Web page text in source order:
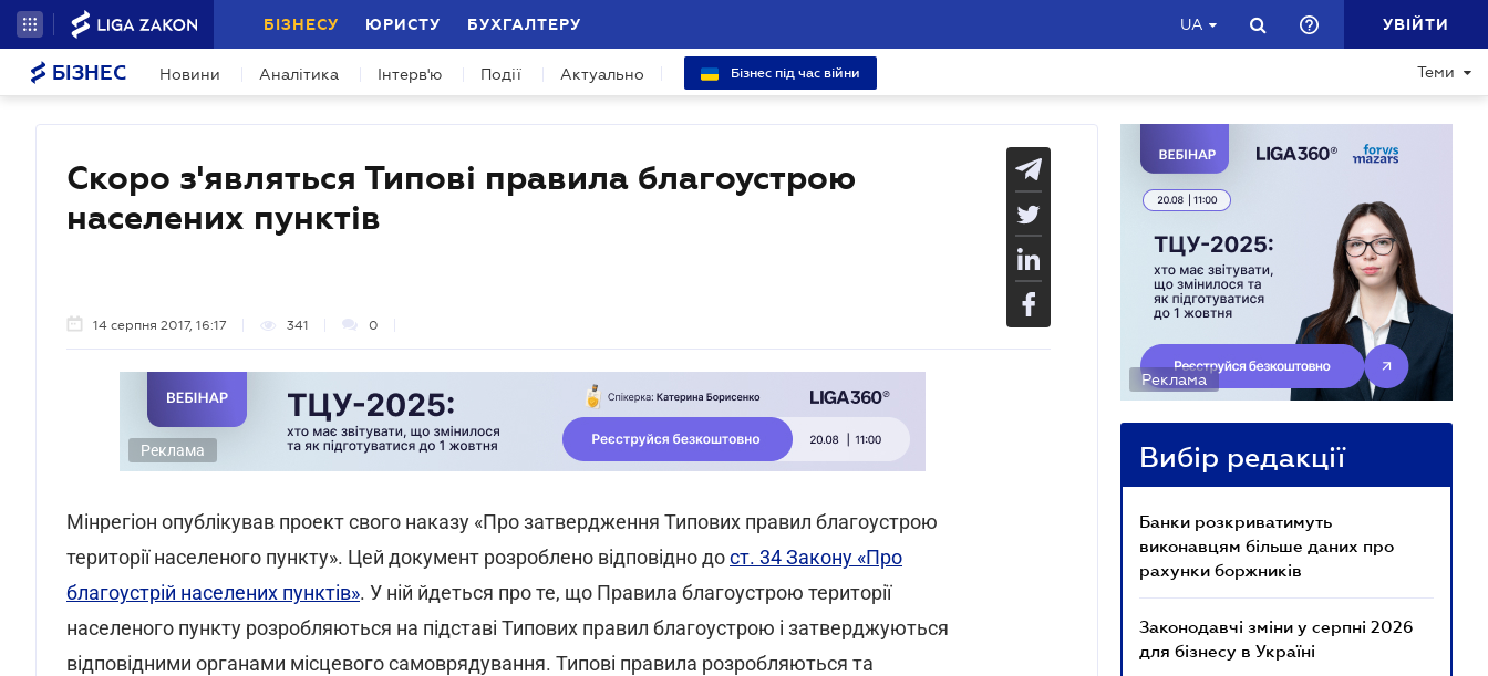
БІЗНЕСУ ЮРИСТУ БУХГАЛТЕРУ UA УВІЙТИ
БІЗНЕС Новини Аналітика Інтерв'ю Події Актуально Бізнес під час війни Теми
Скоро з'являться Типові правила благоустрою
населених пунктів
14 серпня 2017, 16:17 341 0
Реклама
Мінрегіон опублікував проект свого наказу «Про затвердження Типових правил благоустрою
території населеного пункту». Цей документ розроблено відповідно дост. 34 Закону «Про
благоустрій населених пунктів». У ній йдеться про те, що Правила благоустрою території
населеного пункту розробляються на підставі Типових правил благоустрою і затверджуються
відповідними органами місцевого самоврядування. Типові правила розробляються та
Реклама
Вибір редакції
Банки розкриватимуть
виконавцям більше даних про
рахунки боржників
Законодавчі зміни у серпні 2026
для бізнесу в Україні